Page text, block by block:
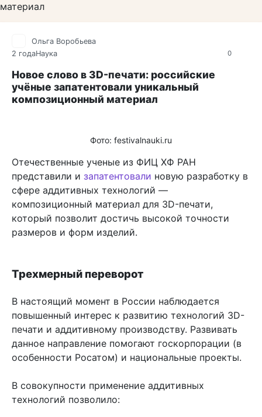
материал
0
Ольга Воробьева
2 годаНаука
Новое слово в 3D-печати: российские
учёные запатентовали уникальный
композиционный материал
Фото: festivalnauki.ru
Отечественные ученые из ФИЦ ХФ РАН
представили и запатентовали новую разработку в
сфере аддитивных технологий —
композиционный материал для 3D-печати,
который позволит достичь высокой точности
размеров и форм изделий.
Трехмерный переворот
В настоящий момент в России наблюдается
повышенный интерес к развитию технологий 3D-
печати и аддитивному производству. Развивать
данное направление помогают госкорпорации (в
особенности Росатом) и национальные проекты.
В совокупности применение аддитивных
технологий позволило: